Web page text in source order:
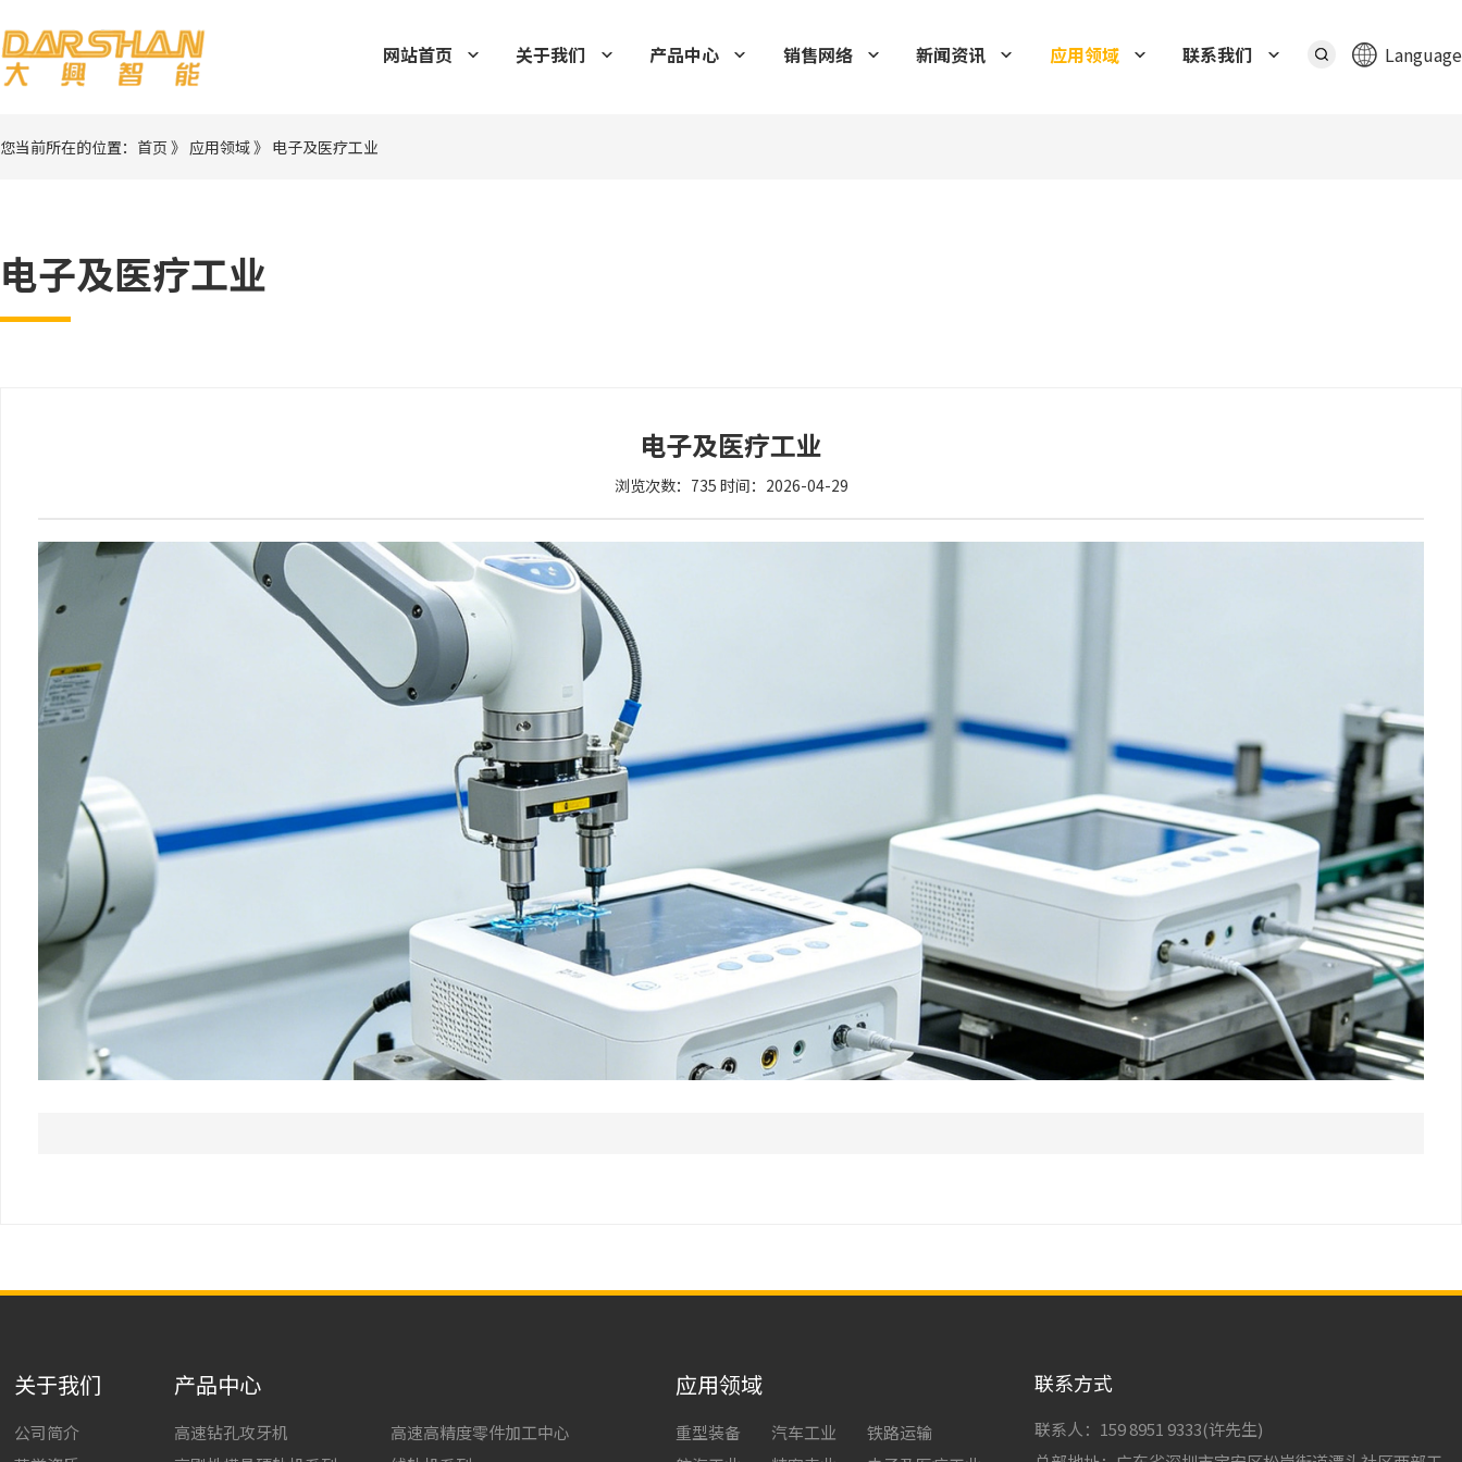
网站首页 关于我们 产品中心 销售网络 新闻资讯 应用领域 联系我们 Language
您当前所在的位置： 首页 》 应用领域》 电子及医疗工业
电子及医疗工业
电子及医疗工业
浏览次数：735 时间：2026-04-29
关于我们
公司简介
产品中心
高速钻孔攻牙机
高速高精度零件加工中心
应用领域
重型装备 汽车工业
铁路运输
联系方式
联系人：159 8951 9333(许先生)